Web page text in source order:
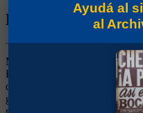
Biografía de Ivar
Marcador de Punta Derecho.
Recopa 1990 y Master 1992).
derecha, de volante, pero más
garra, arrancó su carrera en
Ayudá al
al